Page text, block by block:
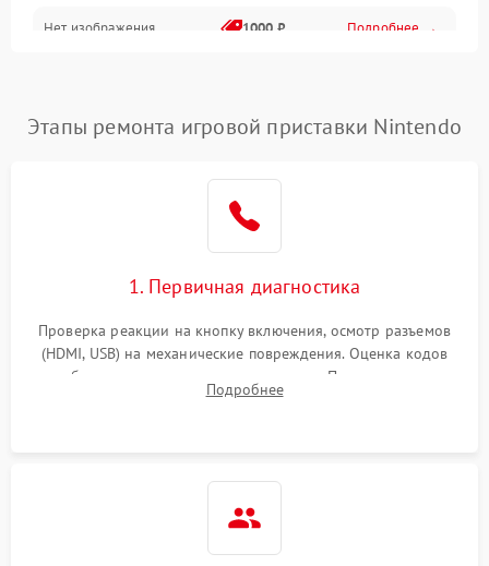
Перегрев и охлаждение
Изображение
Нет изображения 1000 ₽ Подробнее →
Этапы ремонта игровой приставки Nintendo
1. Первичная диагностика
Проверка реакции на кнопку включения, осмотр разъемов
(HDMI, USB) на механические повреждения. Оценка кодов
ошибок на экране или по индикаторам. Проверка чтения
дисков, работы геймпадов и наличия гарантийных пломб.
Подробнее